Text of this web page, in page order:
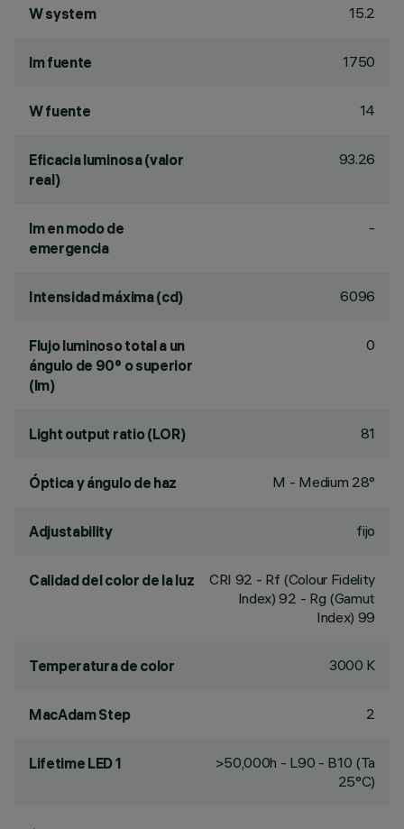
W system 15.2
lm fuente 1750
W fuente 14
Eficacia luminosa (valor
real)
93.26
lm en modo de
emergencia
-
Intensidad máxima (cd) 6096
Flujo luminoso total a un
ángulo de 90° o superior
(lm)
0
Light output ratio (LOR) 81
Óptica y ángulo de haz M - Medium 28°
Adjustability fijo
Calidad del color de la luz CRI 92 - Rf (Colour Fidelity
Index) 92 - Rg (Gamut
Index) 99
Temperatura de color 3000 K
MacAdam Step 2
Lifetime LED 1
>50,000h - L90 - B10 (Ta
25°C)